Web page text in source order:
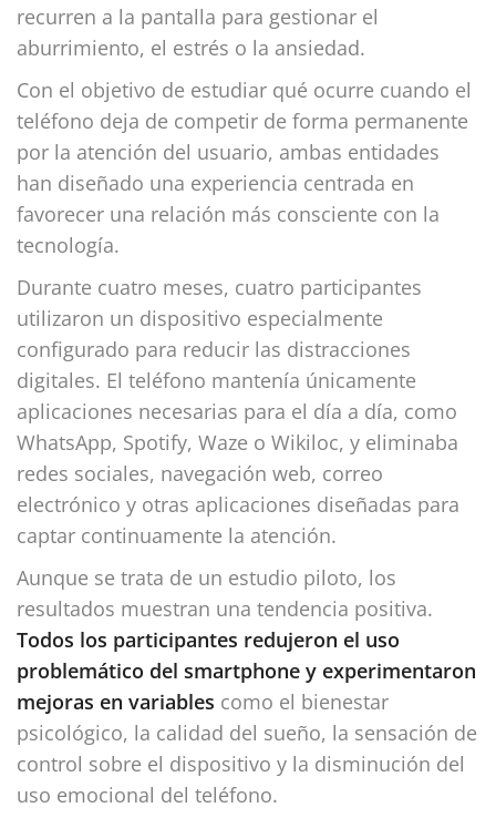
recurren a la pantalla para gestionar el
aburrimiento, el estrés o la ansiedad.
Con el objetivo de estudiar qué ocurre cuando el
teléfono deja de competir de forma permanente
por la atención del usuario, ambas entidades
han diseñado una experiencia centrada en
favorecer una relación más consciente con la
tecnología.
Durante cuatro meses, cuatro participantes
utilizaron un dispositivo especialmente
configurado para reducir las distracciones
digitales. El teléfono mantenía únicamente
aplicaciones necesarias para el día a día, como
WhatsApp, Spotify, Waze o Wikiloc, y eliminaba
redes sociales, navegación web, correo
electrónico y otras aplicaciones diseñadas para
captar continuamente la atención.
Aunque se trata de un estudio piloto, los
resultados muestran una tendencia positiva.
Todos los participantes redujeron el uso
problemático del smartphone y experimentaron
mejoras en variables como el bienestar
psicológico, la calidad del sueño, la sensación de
control sobre el dispositivo y la disminución del
uso emocional del teléfono.